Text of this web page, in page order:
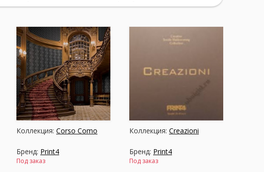
Коллекция: Corso Como
Бренд: Print4
Под заказ
Коллекция: Creazioni
Бренд: Print4
Под заказ